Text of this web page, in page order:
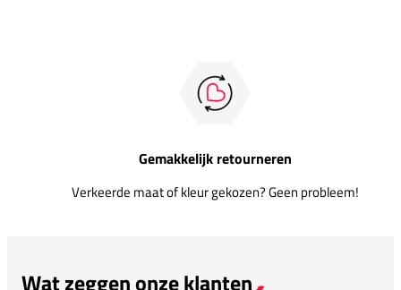
Gemakkelijk retourneren
Verkeerde maat of kleur gekozen? Geen probleem!
Wat zeggen onze klanten